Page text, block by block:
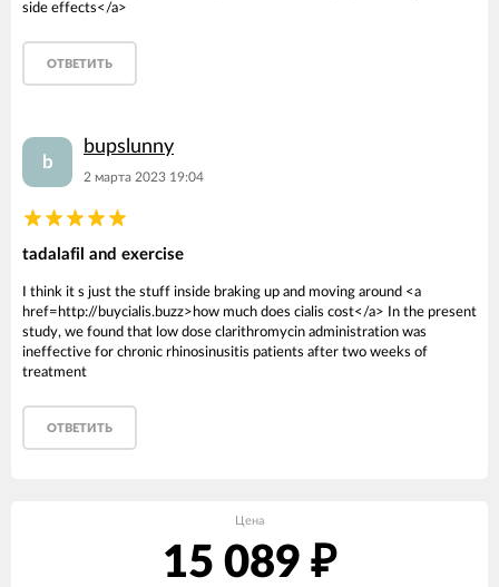
side effects</a>
ОТВЕТИТЬ
b
bupslunny
2 марта 2023 19:04
tadalafil and exercise
I think it s just the stuff inside braking up and moving around <a
href=http://buycialis.buzz>how much does cialis cost</a> In the present
study, we found that low dose clarithromycin administration was
ineffective for chronic rhinosinusitis patients after two weeks of
treatment
ОТВЕТИТЬ
Цена
15 089 ₽